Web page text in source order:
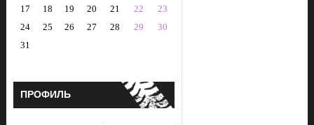
17
18 19 20 21 22
23
24
25 26 27 28 29
30
31
ПРОФИЛЬ